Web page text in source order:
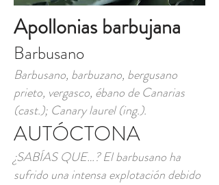
Apollonias barbujana
Barbusano
Barbusano, barbuzano, bergusano
prieto, vergasco, ébano de Canarias
(cast.); Canary laurel (ing.).
AUTÓCTONA
¿SABÍAS QUE…? El barbusano ha
sufrido una intensa explotación debido